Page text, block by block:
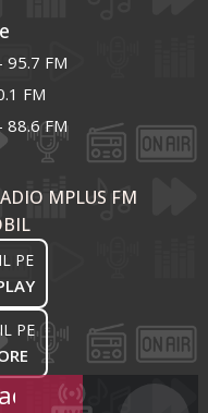
95.7 FM
FM
88.6 FM
MPLUS FM
PE
PE
Mplus FM